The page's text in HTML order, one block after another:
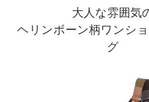
大人な雰囲気
ヘリンボーン柄ワンシ
グ